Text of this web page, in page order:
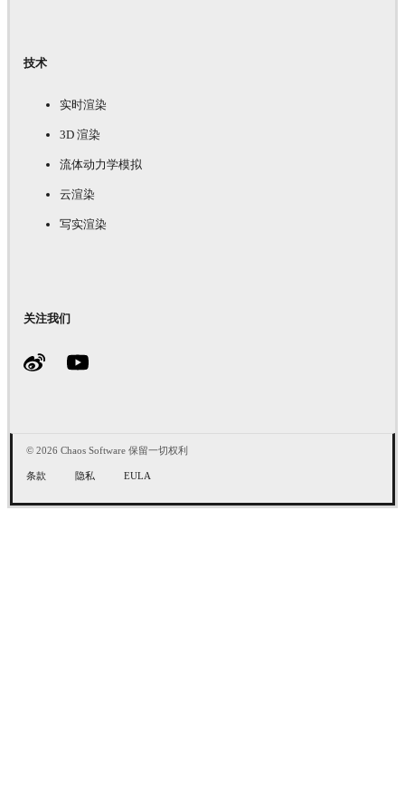
技术
实时渲染
3D 渲染
流体动力学模拟
云渲染
写实渲染
关注我们
© 2026 Chaos Software 保留一切权利
条款 隐私 EULA